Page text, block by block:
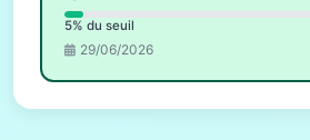
5% du seuil
29/06/2026